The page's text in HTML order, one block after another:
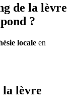
de la lèvre
?
locale en
la lèvre